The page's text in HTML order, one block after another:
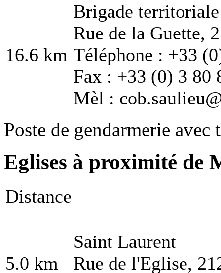
16.6 km
Brigade
Rue de la Guette,
Téléphone : +33
Fax : +33 (0) 3 80
Mèl :
Poste de gendarmerie avec
Eglises à proximité de
Distance
5.0 km
Saint Laurent
Rue de l'Eglise,